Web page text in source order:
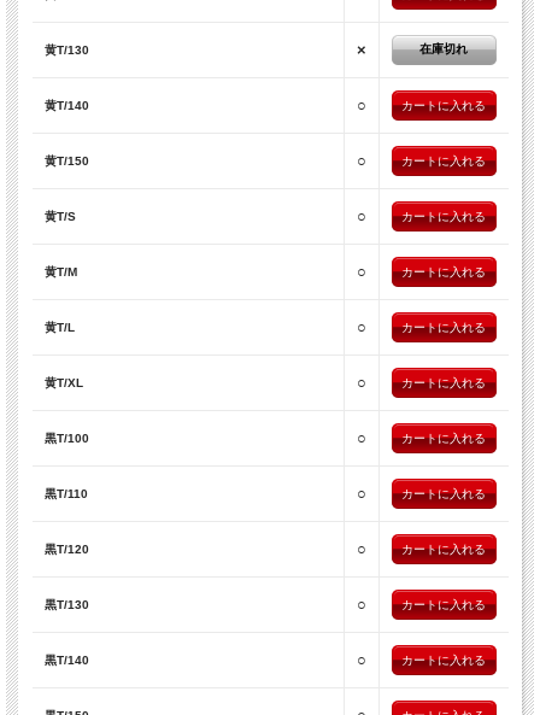
黄T/130 × 在庫切れ
黄T/140 ○
黄T/150 ○
黄T/S ○
黄T/M ○
黄T/L ○
黄T/XL ○
黒T/100 ○
黒T/110 ○
黒T/120 ○
黒T/130 ○
黒T/140 ○